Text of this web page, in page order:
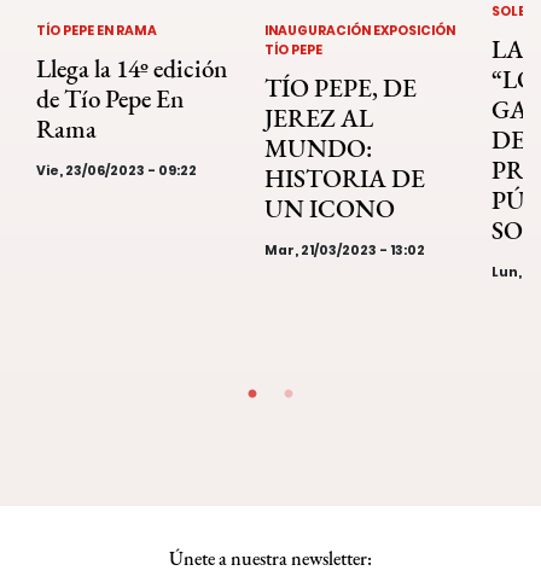
Llega la 14º edición
de Tío Pepe En
Rama
TÍO PEPE EN RAMA
Vie, 23/06/2023 - 09:22
TÍO PEPE, DE
JEREZ AL
MUNDO:
HISTORIA DE
UN ICONO
INAUGURACIÓN EXPOSICIÓN
TÍO PEPE
Mar, 21/03/2023 - 13:02
LA
Lun,
Únete a nuestra newsletter: